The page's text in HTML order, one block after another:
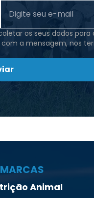
os seus dados para
a mensagem, nos
Animal